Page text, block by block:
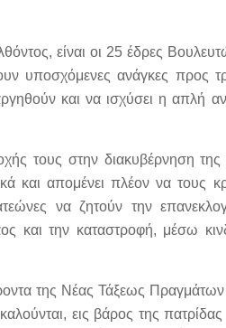
είναι οι 25 έδρες
υποσχόμενες ανάγκες προς
και να ισχύσει η απλή
τους στην διακυβέρνηση
και απομένει πλέον να τους
να ζητούν την
και την καταστροφή, μέσω
της Νέας Τάξεως
εις βάρος της